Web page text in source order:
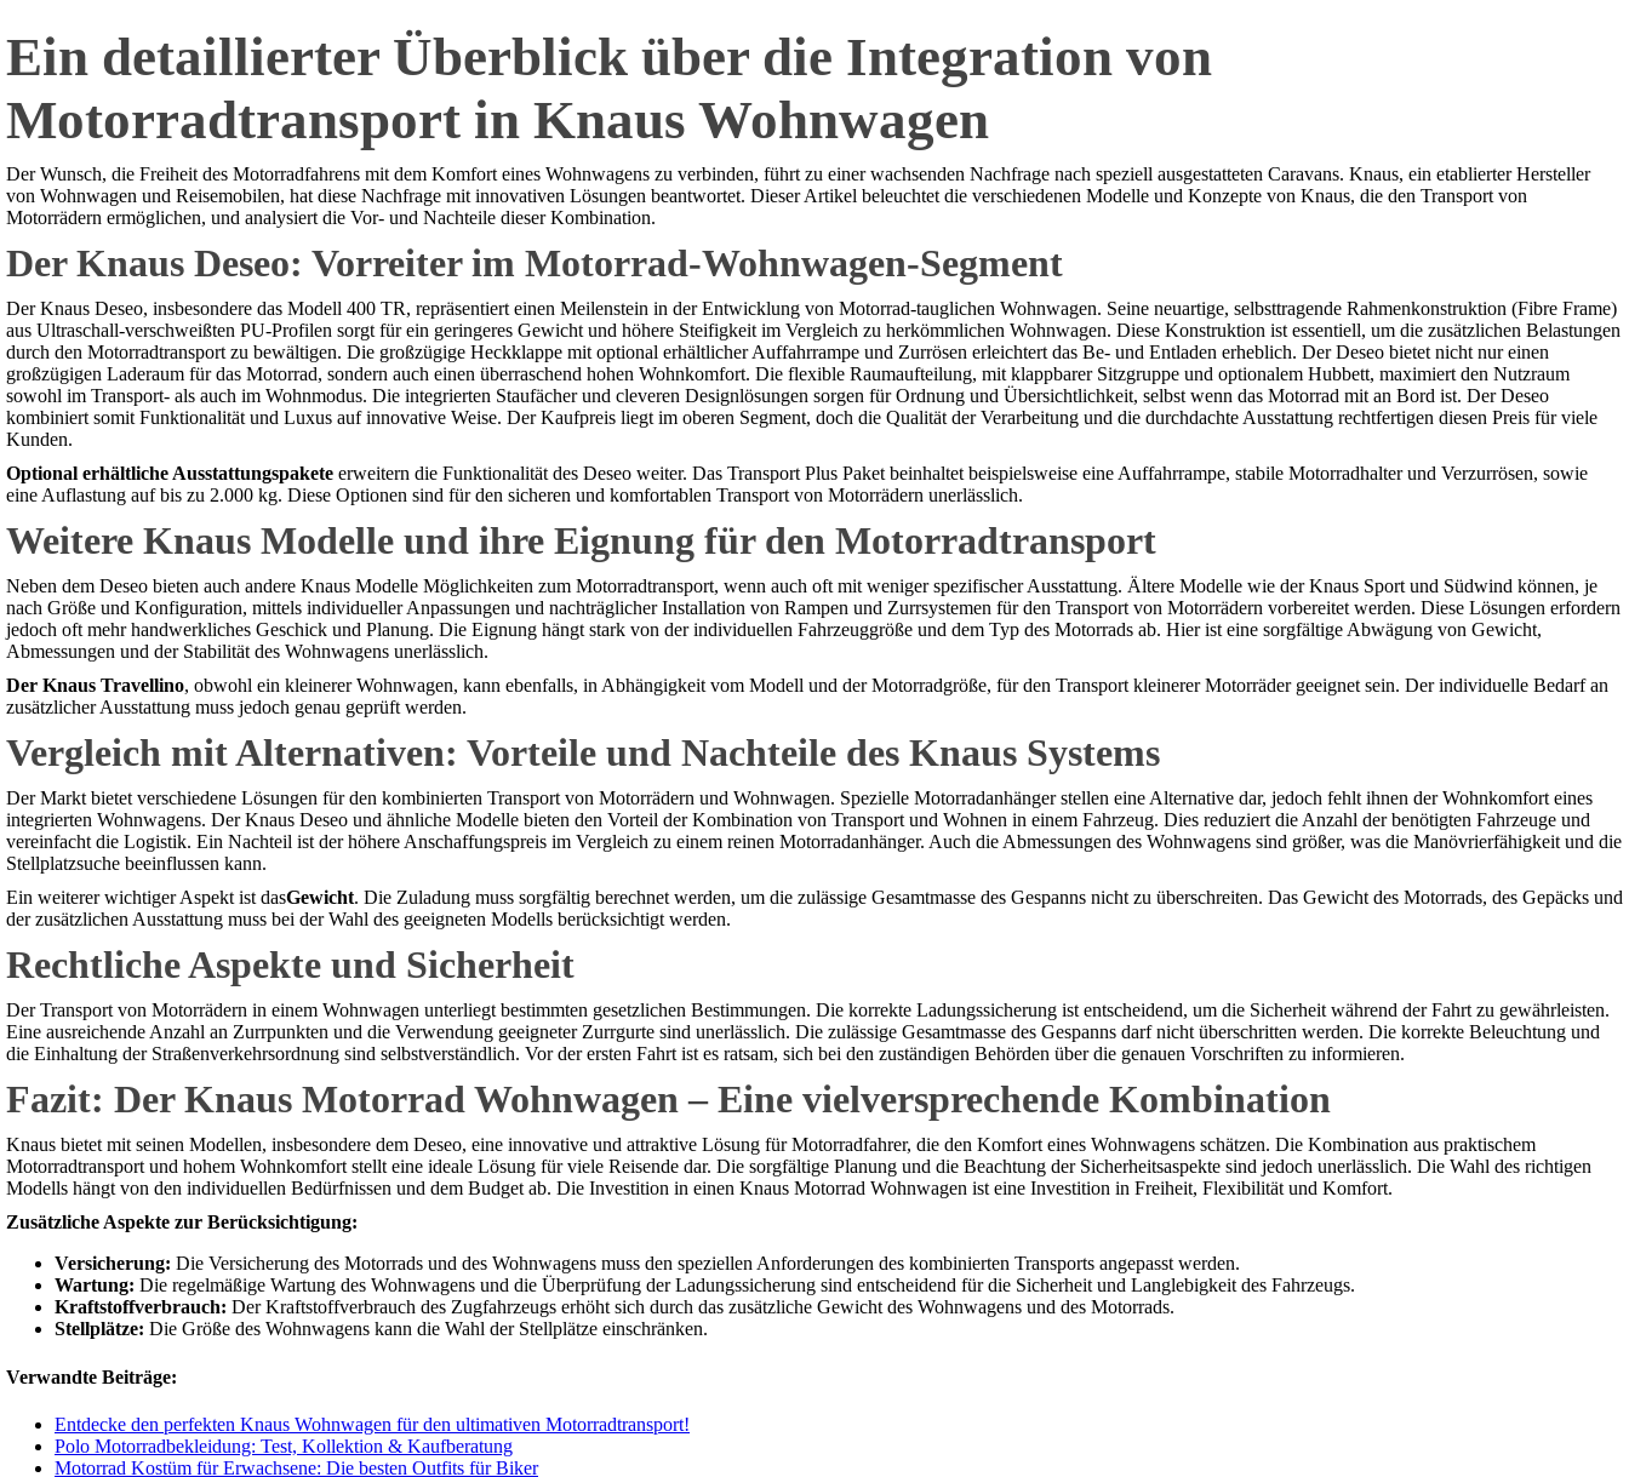
Ein detaillierter Überblick über die Integration von
Motorradtransport in Knaus Wohnwagen
Der Wunsch, die Freiheit des Motorradfahrens mit dem Komfort eines Wohnwagens zu verbinden, führt zu einer wachsenden Nachfrage nach speziell ausgestatteten Caravans. Knaus, ein etablierter Hersteller
von Wohnwagen und Reisemobilen, hat diese Nachfrage mit innovativen Lösungen beantwortet. Dieser Artikel beleuchtet die verschiedenen Modelle und Konzepte von Knaus, die den Transport von
Motorrädern ermöglichen, und analysiert die Vor- und Nachteile dieser Kombination.
Der Knaus Deseo: Vorreiter im Motorrad-Wohnwagen-Segment
Der Knaus Deseo, insbesondere das Modell 400 TR, repräsentiert einen Meilenstein in der Entwicklung von Motorrad-tauglichen Wohnwagen. Seine neuartige, selbsttragende Rahmenkonstruktion (Fibre Frame)
aus Ultraschall-verschweißten PU-Profilen sorgt für ein geringeres Gewicht und höhere Steifigkeit im Vergleich zu herkömmlichen Wohnwagen. Diese Konstruktion ist essentiell, um die zusätzlichen Belastungen
durch den Motorradtransport zu bewältigen. Die großzügige Heckklappe mit optional erhältlicher Auffahrrampe und Zurrösen erleichtert das Be- und Entladen erheblich. Der Deseo bietet nicht nur einen
großzügigen Laderaum für das Motorrad, sondern auch einen überraschend hohen Wohnkomfort. Die flexible Raumaufteilung, mit klappbarer Sitzgruppe und optionalem Hubbett, maximiert den Nutzraum
sowohl im Transport- als auch im Wohnmodus. Die integrierten Staufächer und cleveren Designlösungen sorgen für Ordnung und Übersichtlichkeit, selbst wenn das Motorrad mit an Bord ist. Der Deseo
kombiniert somit Funktionalität und Luxus auf innovative Weise. Der Kaufpreis liegt im oberen Segment, doch die Qualität der Verarbeitung und die durchdachte Ausstattung rechtfertigen diesen Preis für viele
Kunden.
Optional erhältliche Ausstattungspakete erweitern die Funktionalität des Deseo weiter. Das Transport Plus Paket beinhaltet beispielsweise eine Auffahrrampe, stabile Motorradhalter und Verzurrösen, sowie
eine Auflastung auf bis zu 2.000 kg. Diese Optionen sind für den sicheren und komfortablen Transport von Motorrädern unerlässlich.
Weitere Knaus Modelle und ihre Eignung für den Motorradtransport
Neben dem Deseo bieten auch andere Knaus Modelle Möglichkeiten zum Motorradtransport, wenn auch oft mit weniger spezifischer Ausstattung. Ältere Modelle wie der Knaus Sport und Südwind können, je
nach Größe und Konfiguration, mittels individueller Anpassungen und nachträglicher Installation von Rampen und Zurrsystemen für den Transport von Motorrädern vorbereitet werden. Diese Lösungen erfordern
jedoch oft mehr handwerkliches Geschick und Planung. Die Eignung hängt stark von der individuellen Fahrzeuggröße und dem Typ des Motorrads ab. Hier ist eine sorgfältige Abwägung von Gewicht,
Abmessungen und der Stabilität des Wohnwagens unerlässlich.
Der Knaus Travellino, obwohl ein kleinerer Wohnwagen, kann ebenfalls, in Abhängigkeit vom Modell und der Motorradgröße, für den Transport kleinerer Motorräder geeignet sein. Der individuelle Bedarf an
zusätzlicher Ausstattung muss jedoch genau geprüft werden.
Vergleich mit Alternativen: Vorteile und Nachteile des Knaus Systems
Der Markt bietet verschiedene Lösungen für den kombinierten Transport von Motorrädern und Wohnwagen. Spezielle Motorradanhänger stellen eine Alternative dar, jedoch fehlt ihnen der Wohnkomfort eines
integrierten Wohnwagens. Der Knaus Deseo und ähnliche Modelle bieten den Vorteil der Kombination von Transport und Wohnen in einem Fahrzeug. Dies reduziert die Anzahl der benötigten Fahrzeuge und
vereinfacht die Logistik. Ein Nachteil ist der höhere Anschaffungspreis im Vergleich zu einem reinen Motorradanhänger. Auch die Abmessungen des Wohnwagens sind größer, was die Manövrierfähigkeit und die
Stellplatzsuche beeinflussen kann.
Ein weiterer wichtiger Aspekt ist dasGewicht. Die Zuladung muss sorgfältig berechnet werden, um die zulässige Gesamtmasse des Gespanns nicht zu überschreiten. Das Gewicht des Motorrads, des Gepäcks und
der zusätzlichen Ausstattung muss bei der Wahl des geeigneten Modells berücksichtigt werden.
Rechtliche Aspekte und Sicherheit
Der Transport von Motorrädern in einem Wohnwagen unterliegt bestimmten gesetzlichen Bestimmungen. Die korrekte Ladungssicherung ist entscheidend, um die Sicherheit während der Fahrt zu gewährleisten.
Eine ausreichende Anzahl an Zurrpunkten und die Verwendung geeigneter Zurrgurte sind unerlässlich. Die zulässige Gesamtmasse des Gespanns darf nicht überschritten werden. Die korrekte Beleuchtung und
die Einhaltung der Straßenverkehrsordnung sind selbstverständlich. Vor der ersten Fahrt ist es ratsam, sich bei den zuständigen Behörden über die genauen Vorschriften zu informieren.
Fazit: Der Knaus Motorrad Wohnwagen – Eine vielversprechende Kombination
Knaus bietet mit seinen Modellen, insbesondere dem Deseo, eine innovative und attraktive Lösung für Motorradfahrer, die den Komfort eines Wohnwagens schätzen. Die Kombination aus praktischem
Motorradtransport und hohem Wohnkomfort stellt eine ideale Lösung für viele Reisende dar. Die sorgfältige Planung und die Beachtung der Sicherheitsaspekte sind jedoch unerlässlich. Die Wahl des richtigen
Modells hängt von den individuellen Bedürfnissen und dem Budget ab. Die Investition in einen Knaus Motorrad Wohnwagen ist eine Investition in Freiheit, Flexibilität und Komfort.
Zusätzliche Aspekte zur Berücksichtigung:
Versicherung: Die Versicherung des Motorrads und des Wohnwagens muss den speziellen Anforderungen des kombinierten Transports angepasst werden.
Wartung: Die regelmäßige Wartung des Wohnwagens und die Überprüfung der Ladungssicherung sind entscheidend für die Sicherheit und Langlebigkeit des Fahrzeugs.
Kraftstoffverbrauch: Der Kraftstoffverbrauch des Zugfahrzeugs erhöht sich durch das zusätzliche Gewicht des Wohnwagens und des Motorrads.
Stellplätze: Die Größe des Wohnwagens kann die Wahl der Stellplätze einschränken.
Verwandte Beiträge:
Entdecke den perfekten Knaus Wohnwagen für den ultimativen Motorradtransport!
Polo Motorradbekleidung: Test, Kollektion & Kaufberatung
Motorrad Kostüm für Erwachsene: Die besten Outfits für Biker